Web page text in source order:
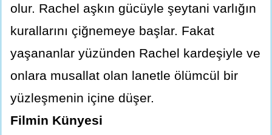
olur. Rachel aşkın gücüyle şeytani varlığın
kurallarını çiğnemeye başlar. Fakat
yaşananlar yüzünden Rachel kardeşiyle ve
onlara musallat olan lanetle ölümcül bir
yüzleşmenin içine düşer.
Filmin Künyesi